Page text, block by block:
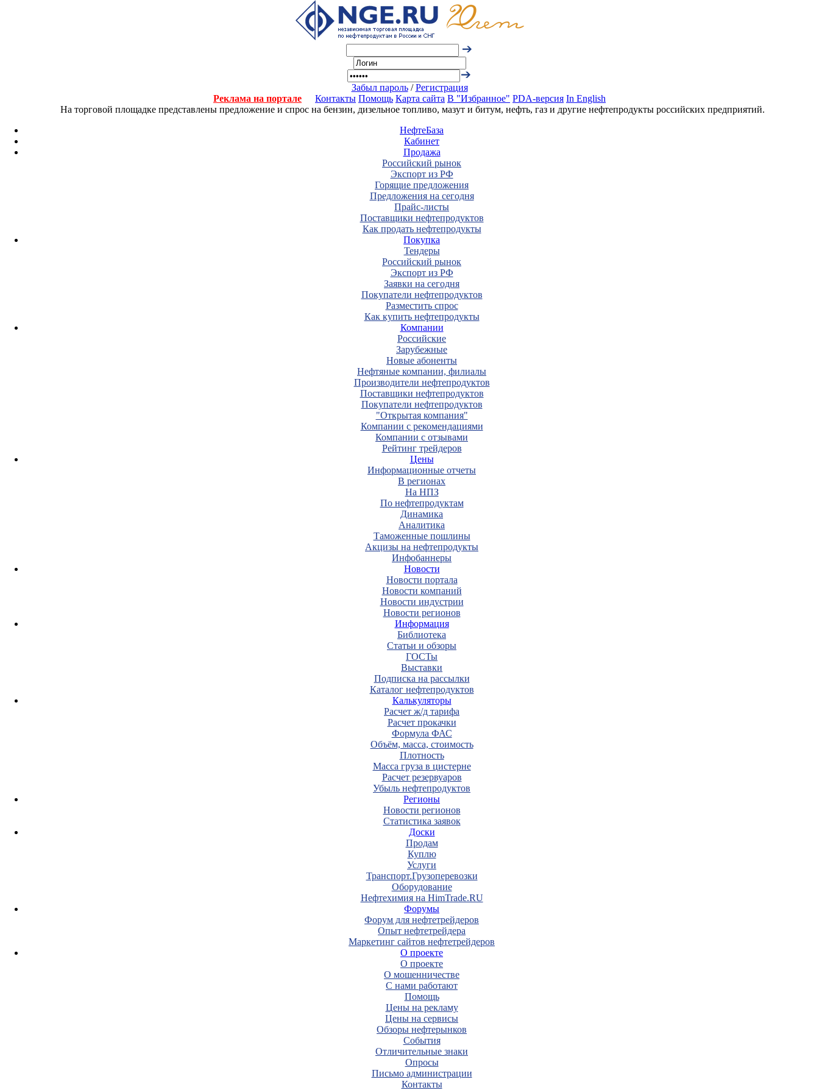
Забыл пароль/Регистрация
Реклама на портале
Контакты Помощь Карта сайта В "Избранное" PDA-версия In English
На торговой площадке представлены предложение и спрос на бензин, дизельное топливо, мазут и битум, нефть, газ и другие нефтепродукты российских предприятий.
НефтеБаза
Кабинет
Продажа
Российский рынок
Экспорт из РФ
Горящие предложения
Предложения на сегодня
Прайс-листы
Поставщики нефтепродуктов
Как продать нефтепродукты
Покупка
Тендеры
Российский рынок
Экспорт из РФ
Заявки на сегодня
Покупатели нефтепродуктов
Разместить спрос
Как купить нефтепродукты
Компании
Российские
Зарубежные
Новые абоненты
Нефтяные компании, филиалы
Производители нефтепродуктов
Поставщики нефтепродуктов
Покупатели нефтепродуктов
"Открытая компания"
Компании с рекомендациями
Компании с отзывами
Рейтинг трейдеров
Цены
Информационные отчеты
В регионах
На НПЗ
По нефтепродуктам
Динамика
Аналитика
Таможенные пошлины
Акцизы на нефтепродукты
Инфобаннеры
Новости
Новости портала
Новости компаний
Новости индустрии
Новости регионов
Информация
Библиотека
Статьи и обзоры
ГОСТы
Выставки
Подписка на рассылки
Каталог нефтепродуктов
Калькуляторы
Расчет ж/д тарифа
Расчет прокачки
Формула ФАС
Объём, масса, стоимость
Плотность
Масса груза в цистерне
Расчет резервуаров
Убыль нефтепродуктов
Регионы
Новости регионов
Статистика заявок
Доски
Продам
Куплю
Услуги
Транспорт.Грузоперевозки
Оборудование
Нефтехимия на HimTrade.RU
Форумы
Форум для нефтетрейдеров
Опыт нефтетрейдера
Маркетинг сайтов нефтетрейдеров
О проекте
О проекте
О мошенничестве
С нами работают
Помощь
Цены на рекламу
Цены на сервисы
Обзоры нефтерынков
События
Отличительные знаки
Опросы
Письмо администрации
Контакты